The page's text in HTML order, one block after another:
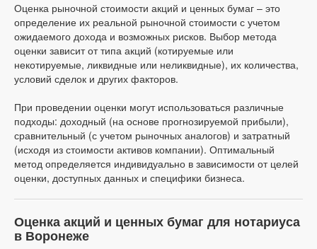
Оценка рыночной стоимости акций и ценных бумаг – это
определение их реальной рыночной стоимости с учетом
ожидаемого дохода и возможных рисков. Выбор метода
оценки зависит от типа акций (котируемые или
некотируемые, ликвидные или неликвидные), их количества,
условий сделок и других факторов.
При проведении оценки могут использоваться различные
подходы: доходный (на основе прогнозируемой прибыли),
сравнительный (с учетом рыночных аналогов) и затратный
(исходя из стоимости активов компании). Оптимальный
метод определяется индивидуально в зависимости от целей
оценки, доступных данных и специфики бизнеса.
Оценка акций и ценных бумаг для нотариуса
в Воронеже